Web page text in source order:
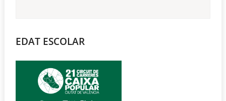
EDAT ESCOLAR